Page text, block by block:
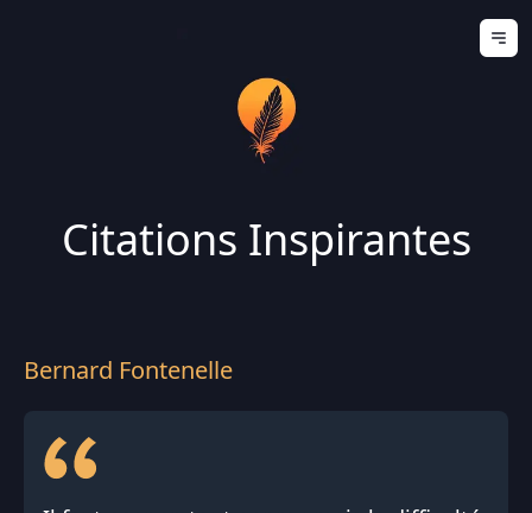
Citations Inspirantes
Bernard Fontenelle